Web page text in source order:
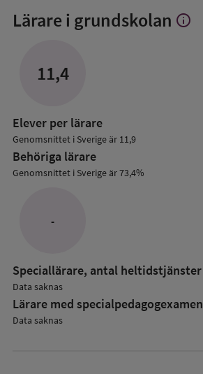
Lärare i grundskolan Visa
info
11,4
Elever per lärare
Genomsnittet i Sverige är 11,9
Behöriga lärare
Genomsnittet i Sverige är 73,4%
-
Speciallärare, antal heltidstjänster
Data saknas
Lärare med specialpedagog­examen
Data saknas